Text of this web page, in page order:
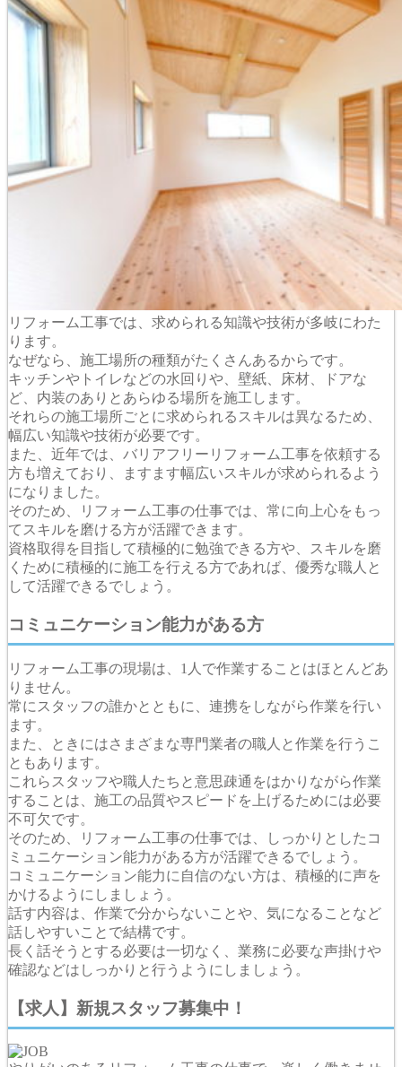
リフォーム工事では、求められる知識や技術が多岐にわた
ります。
なぜなら、施工場所の種類がたくさんあるからです。
キッチンやトイレなどの水回りや、壁紙、床材、ドアな
ど、内装のありとあらゆる場所を施工します。
それらの施工場所ごとに求められるスキルは異なるため、
幅広い知識や技術が必要です。
また、近年では、バリアフリーリフォーム工事を依頼する
方も増えており、ますます幅広いスキルが求められるよう
になりました。
そのため、リフォーム工事の仕事では、常に向上心をもっ
てスキルを磨ける方が活躍できます。
資格取得を目指して積極的に勉強できる方や、スキルを磨
くために積極的に施工を行える方であれば、優秀な職人と
して活躍できるでしょう。
コミュニケーション能力がある方
リフォーム工事の現場は、1人で作業することはほとんどあ
りません。
常にスタッフの誰かとともに、連携をしながら作業を行い
ます。
また、ときにはさまざまな専門業者の職人と作業を行うこ
ともあります。
これらスタッフや職人たちと意思疎通をはかりながら作業
することは、施工の品質やスピードを上げるためには必要
不可欠です。
そのため、リフォーム工事の仕事では、しっかりとしたコ
ミュニケーション能力がある方が活躍できるでしょう。
コミュニケーション能力に自信のない方は、積極的に声を
かけるようにしましょう。
話す内容は、作業で分からないことや、気になることなど
話しやすいことで結構です。
長く話そうとする必要は一切なく、業務に必要な声掛けや
確認などはしっかりと行うようにしましょう。
【求人】新規スタッフ募集中！